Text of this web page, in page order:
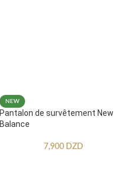
NEW
Pantalon de survêtement New
Balance
7,900 DZD